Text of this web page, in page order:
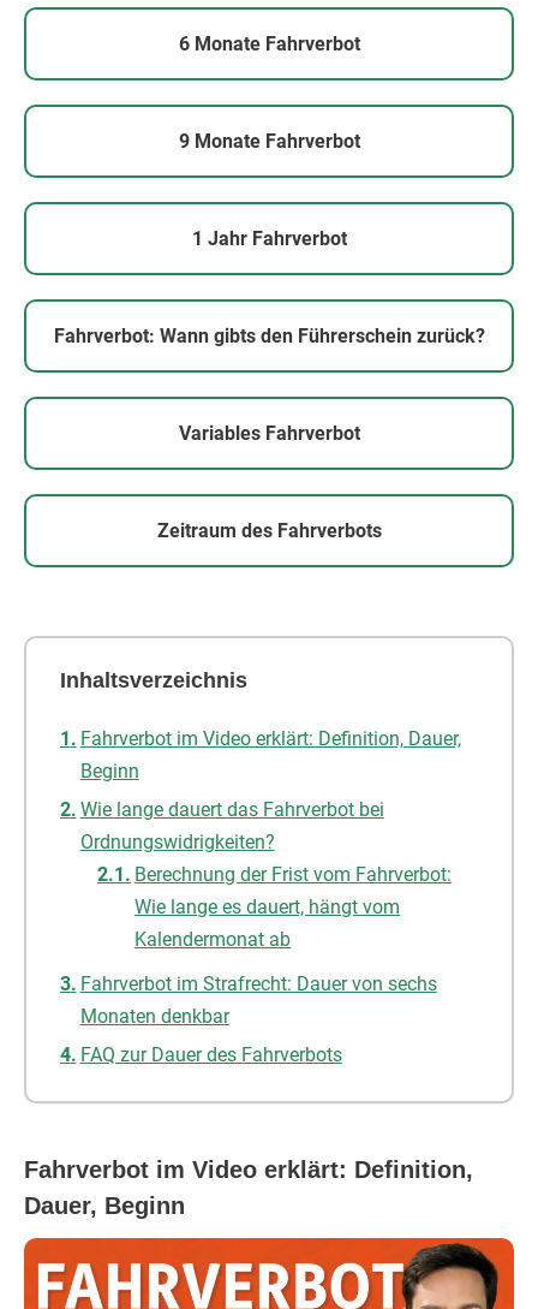
6 Monate Fahrverbot
9 Monate Fahrverbot
1 Jahr Fahrverbot
Fahrverbot: Wann gibts den Führerschein zurück?
Variables Fahrverbot
Zeitraum des Fahrverbots
Inhaltsverzeichnis
Fahrverbot im Video erklärt: Definition, Dauer,
Beginn
Wie lange dauert das Fahrverbot bei
Ordnungswidrigkeiten?
Berechnung der Frist vom Fahrverbot:
Wie lange es dauert, hängt vom
Kalendermonat ab
Fahrverbot im Strafrecht: Dauer von sechs
Monaten denkbar
FAQ zur Dauer des Fahrverbots
Fahrverbot im Video erklärt: Definition,
Dauer, Beginn